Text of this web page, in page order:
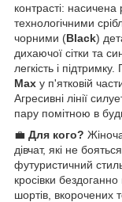
контрасті:
технологічними
чорними (Black)
дихаючої сітки та
легкість і
Max у п'ятковій
Агресивні лінії
пару помітною в
💼 Для кого?
дівчат, які не
футуристичний
кросівки
шортів, вкорочених